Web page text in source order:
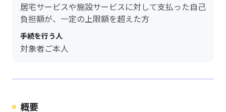
居宅サービスや施設サービスに対して支払った自己
負担額が、一定の上限額を超えた方
手続を行う人
対象者ご本人
概要